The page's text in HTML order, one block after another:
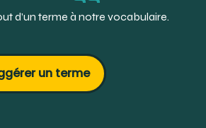
dental-
brush
d’un terme à notre vocabulaire.
un terme